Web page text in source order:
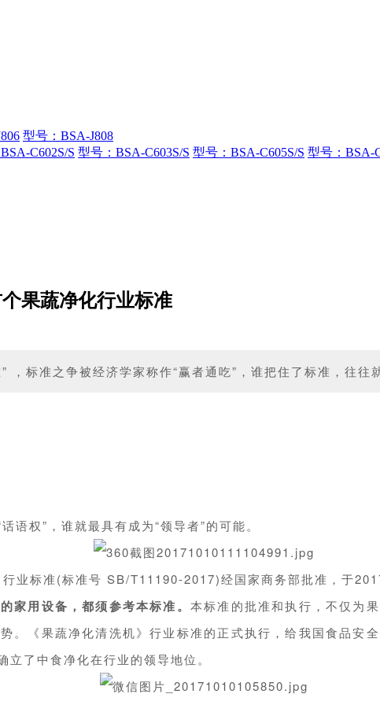
型号：BSA-J808
C602S/S 型号：BSA-C603S/S 型号：BSA-C605S/S 型号：BSA-
果蔬净化行业标准
标准之争被经济学家称作“赢者通吃”，谁把住了标准，往往
语权”，谁就最具有成为“领导者”的可能。
业标准(标准号 SB/T11190-2017)经国家商务部批准，于
家用设备，都须参考本标准。 本标准的批准和执行，不仅为
。《果蔬净化清洗机》行业标准的正式执行，给我国食品安
了中食净化在行业的领导地位。